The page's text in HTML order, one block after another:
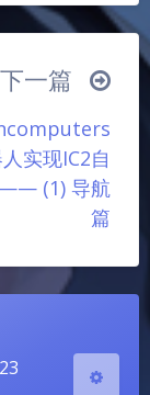
Serif Serif
深阴影
下一篇
实现IC2自
(1) 导航
篇